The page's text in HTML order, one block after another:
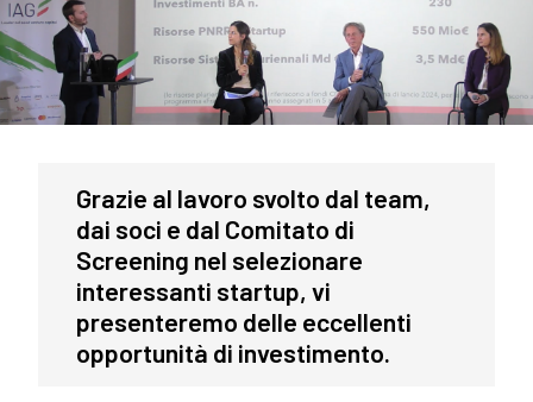
Grazie al lavoro svolto dal team,
dai soci e dal Comitato di
Screening nel selezionare
interessanti startup, vi
presenteremo delle eccellenti
opportunità di investimento.